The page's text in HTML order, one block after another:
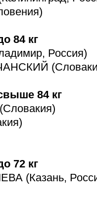
84 кг
Россия)
84 кг
72 кг
(Казань,